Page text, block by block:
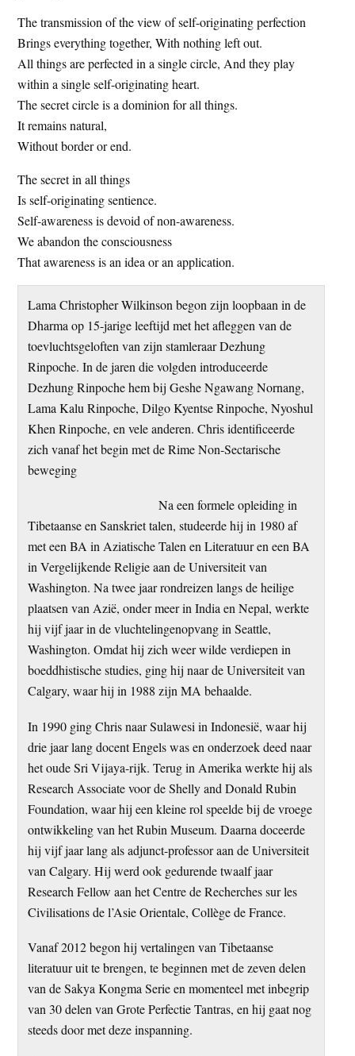
The transmission of the view of self-originating perfection
Brings everything together, With nothing left out.
All things are perfected in a single circle, And they play
within a single self-originating heart.
The secret circle is a dominion for all things.
It remains natural,
Without border or end.
The secret in all things
Is self-originating sentience.
Self-awareness is devoid of non-awareness.
We abandon the consciousness
That awareness is an idea or an application.
Lama Christopher Wilkinson begon zijn loopbaan in de
Dharma op 15-jarige leeftijd met het afleggen van de
toevluchtsgeloften van zijn stamleraar Dezhung
Rinpoche. In de jaren die volgden introduceerde
Dezhung Rinpoche hem bij Geshe Ngawang Nornang,
Lama Kalu Rinpoche, Dilgo Kyentse Rinpoche, Nyoshul
Khen Rinpoche, en vele anderen. Chris identificeerde
zich vanaf het begin met de Rime Non-Sectarische
beweging
Na een formele opleiding in
Tibetaanse en Sanskriet talen, studeerde hij in 1980 af
met een BA in Aziatische Talen en Literatuur en een BA
in Vergelijkende Religie aan de Universiteit van
Washington. Na twee jaar rondreizen langs de heilige
plaatsen van Azië, onder meer in India en Nepal, werkte
hij vijf jaar in de vluchtelingenopvang in Seattle,
Washington. Omdat hij zich weer wilde verdiepen in
boeddhistische studies, ging hij naar de Universiteit van
Calgary, waar hij in 1988 zijn MA behaalde.
In 1990 ging Chris naar Sulawesi in Indonesië, waar hij
drie jaar lang docent Engels was en onderzoek deed naar
het oude Sri Vijaya-rijk. Terug in Amerika werkte hij als
Research Associate voor de Shelly and Donald Rubin
Foundation, waar hij een kleine rol speelde bij de vroege
ontwikkeling van het Rubin Museum. Daarna doceerde
hij vijf jaar lang als adjunct-professor aan de Universiteit
van Calgary. Hij werd ook gedurende twaalf jaar
Research Fellow aan het Centre de Recherches sur les
Civilisations de l’Asie Orientale, Collège de France.
Vanaf 2012 begon hij vertalingen van Tibetaanse
literatuur uit te brengen, te beginnen met de zeven delen
van de Sakya Kongma Serie en momenteel met inbegrip
van 30 delen van Grote Perfectie Tantras, en hij gaat nog
steeds door met deze inspanning.